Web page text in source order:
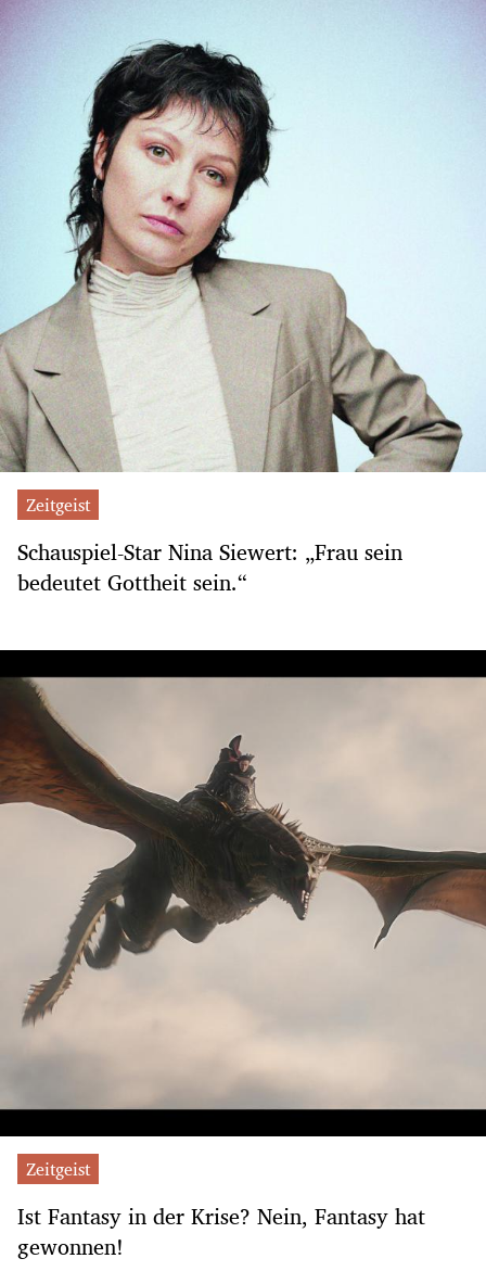
Zeitgeist
Schauspiel-Star Nina Siewert: „Frau sein
bedeutet Gottheit sein.“
Zeitgeist
Ist Fantasy in der Krise? Nein, Fantasy hat
gewonnen!